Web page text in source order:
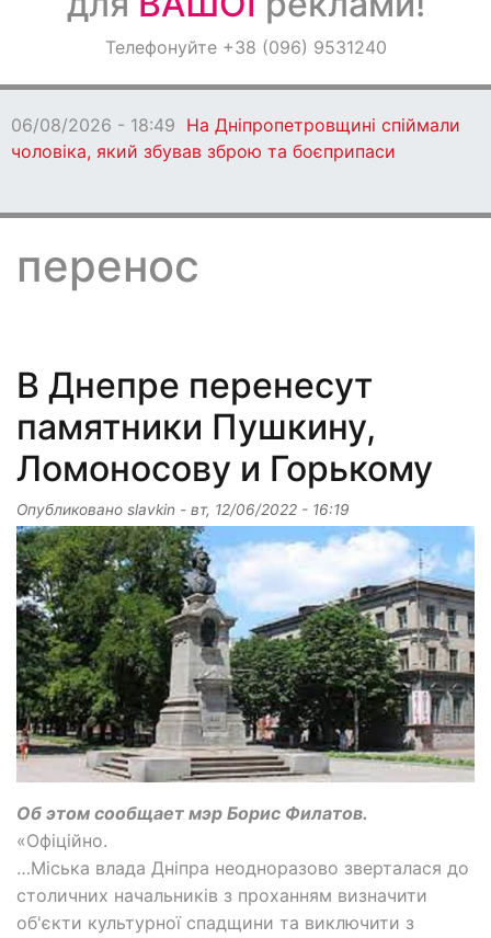
ОголошенняТелефонуйте +38 (096) 9531240
06/08/2026 - 18:47
Ворог протягом дня
бив по Дніпропетровщині: є загиблі
перенос
В Днепре перенесут
памятники Пушкину,
Ломоносову и Горькому
Опубликовано slavkin - вт, 12/06/2022 - 16:19
Об этом сообщает мэр Борис Филатов.
«Офіційно.
…Міська влада Дніпра неодноразово зверталася до
столичних начальників з проханням визначити
об'єкти культурної спадщини та виключити з